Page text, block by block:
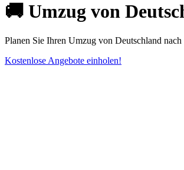
🚚 Umzug von
Planen Sie Ihren Umzug von Deutschland
Kostenlose Angebote einholen!